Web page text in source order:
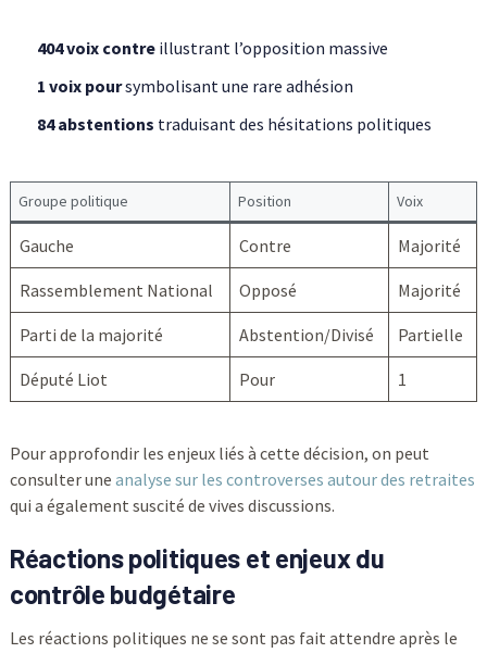
404 voix contreillustrant l’opposition massive
1 voix poursymbolisant une rare adhésion
84 abstentions traduisant des hésitations politiques
Groupe politique Position Voix
Gauche Contre Majorité
Rassemblement National Opposé Majorité
Parti de la majorité Abstention/Divisé Partielle
Député Liot Pour 1
Pour approfondir les enjeux liés à cette décision, on peut
consulter une analyse sur les controverses autour des retraites
qui a également suscité de vives discussions.
Réactions politiques et enjeux du
contrôle budgétaire
Les réactions politiques ne se sont pas fait attendre après le